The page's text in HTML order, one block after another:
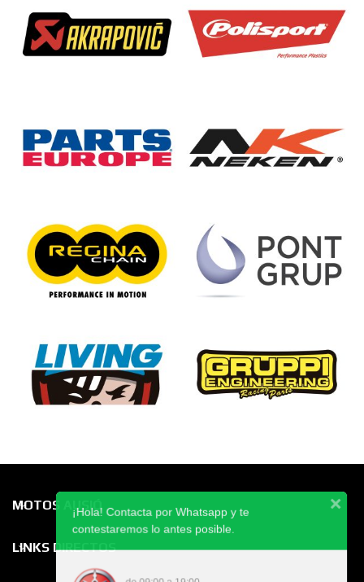
MOTOS AUSIÓ
LINKS DIRECTOS
¡Hola! Contacta por Whatsapp y te
contestaremos lo antes posible.